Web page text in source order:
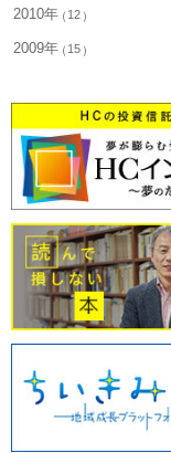
2010年 12
2009年 15